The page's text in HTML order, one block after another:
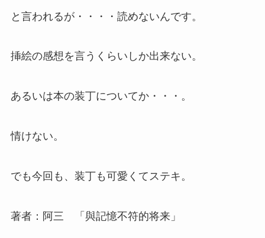
と言われるが・・・・読めないんです。
挿絵の感想を言うくらいしか出来ない。
あるいは本の装丁についてか・・・。
情けない。
でも今回も、装丁も可愛くてステキ。
著者：阿三 「與記憶不符的将来」